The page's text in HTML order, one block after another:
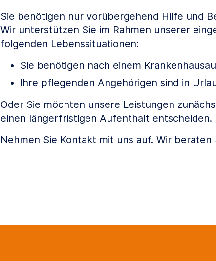
Sie benötigen nur vorübergehend Hilfe und
Wir unterstützen Sie im Rahmen unserer
folgenden Lebenssituationen:
Sie benötigen nach einem
Ihre pflegenden Angehörigen sind in
Oder Sie möchten unsere Leistungen
einen längerfristigen Aufenthalt entscheiden.
Nehmen Sie Kontakt mit uns auf. Wir beraten